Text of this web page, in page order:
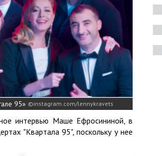
95» instagram.com/lennykravets
интервью Маше Ефросининой, в
"Квартала 95", поскольку у нее